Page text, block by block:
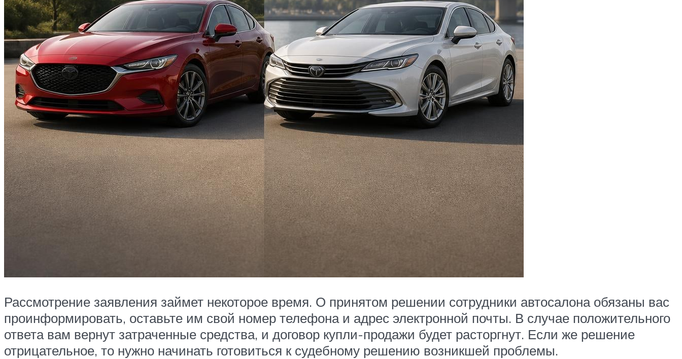
Рассмотрение заявления займет некоторое время. О принятом решении сотрудники автосалона обязаны вас
проинформировать, оставьте им свой номер телефона и адрес электронной почты. В случае положительного
ответа вам вернут затраченные средства, и договор купли-продажи будет расторгнут. Если же решение
отрицательное, то нужно начинать готовиться к судебному решению возникшей проблемы.